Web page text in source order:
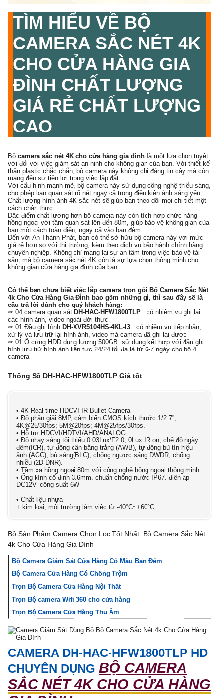
TÌM HIỂU VỀ BỘ
CAMERA SẮC NÉT 4K
CHO CỬA HÀNG GIA
ĐÌNH CHẤT LƯỢNG
GIÁ RẺ CHẤT LƯỢNG
CAO
Bộ camera sắc nét 4K cho cửa hàng gia đình l à một lựa chọn tuyệt
vời đối với việc giám sát an ninh cho không gian của bạn. Với thiết kế
thân plastic chắc chắn, bộ camera này không chỉ đáng tin cậy mà còn
mang đến sự tiện lợi trong việc lắp đặt.
Với cấu hình mạnh mẽ, bộ camera này sử dụng công nghệ thiếu sáng,
cho phép bạn quan sát rõ nét ngay cả trong điều kiện ánh sáng yếu.
Chất lượng hình ảnh 4K sắc nét sẽ giúp bạn theo dõi mọi chi tiết một
cách chân thực.
Đặc điểm chất lượng hơn bộ camera này còn tích hợp chức năng
hồng ngoại với tầm quan sát lên đến 80m, giúp bảo vệ không gian của
bạn một cách toàn diện, ngay cả vào ban đêm.
Đến với An Thành Phát, bạn có thể sở hữu bộ camera này với mức
giá rẻ hơn so với thị trường, kèm theo dịch vụ bảo hành chính hãng
chuyên nghiệp. Không chỉ mang lại sự an tâm trong việc bảo vệ tài
sản, mà bộ camera sắc nét 4K còn là sự lựa chọn thông minh cho
không gian cửa hàng gia đình của bạn.
Có thể bạn chưa biết việc lắp camera trọn gói Bộ Camera Sắc Nét
4k Cho Cửa Hàng Gia Đình bao gồm những gì, thì sau đây sẽ là
câu trả lời dành cho quý khách hàng:
✏ 04 camera quan sát DH-HAC-HFW1800TLP : có nhiệm vụ ghi lại
các hình ảnh, video ngoài đời thực
✏ 01 Đầu ghi hình DH-XVR5104HS-4KL-I3 : có nhiệm vụ tiếp nhận,
xử lý và lưu trữ lại hình ảnh, video mà camera đã ghi lại được
✏ 01 Ổ cứng HDD dung lượng 500GB: sử dụng kết hợp với đầu ghi
hình lưu trữ hình ảnh liên tực 24/24 tối đa là từ 6-7 ngày cho bộ 4
camera
Thông Số DH-HAC-HFW1800TLP Giá tốt
• 4K Real-time HDCVI IR Bullet Camera
• Độ phân giải 8MP, cảm biến CMOS kích thước 1/2.7”,
4K@25/30fps; 5M@20fps; 4M@25fps/30fps.
• Hỗ trợ HDCVI/HDTVI/AHD/ANALOG
• Độ nhạy sáng tối thiểu 0.03Lux/F2.0, 0Lux IR on, chế độ ngày
đêm(ICR), tự động cân bằng trắng (AWB), tự động bù tín hiệu
ảnh (AGC), bù sáng(BLC), chống ngược sáng DWDR, chống
nhiễu (2D-DNR).
• Tầm xa hồng ngoại 80m với công nghệ hồng ngoại thông minh
• Ống kính cố định 3.6mm, chuẩn chống nước IP67, điện áp
DC12V, công suất 6W
.
• Chất liệu nhựa
+ kim loại, môi trường làm việc từ -40°C~+60°C
Bộ Sản Phẩm Camera Chọn Lọc Tốt Nhất: Bộ Camera Sắc Nét
4k Cho Cửa Hàng Gia Đình
Bộ Camera Giám Sát Cửa Hàng Có Màu Ban Đêm
Bộ Camera Cửa Hàng Có Chống Trộm
Trọn Bộ Camera Cửa Hàng Nội Thất
Trọn Bộ camera Wifi 360 cho cửa hàng
Trọn Bộ Camera Cửa Hàng Thu Âm
CAMERA DH-HAC-HFW1800TLP HD
CHUYÊN DỤNG BỘ CAMERA
SẮC NÉT 4K CHO CỬA HÀNG